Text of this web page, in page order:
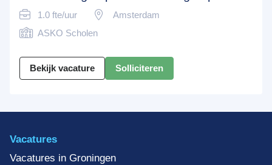
1.0 fte/uur
Amsterdam
ASKO Scholen
Bekijk vacature Solliciteren
Vacatures
Vacatures in Groningen